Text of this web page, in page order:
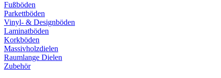
Fußböden
Parkettböden
Vinyl- & Designböden
Laminatböden
Korkböden
Massivholzdielen
Raumlange Dielen
Zubehör